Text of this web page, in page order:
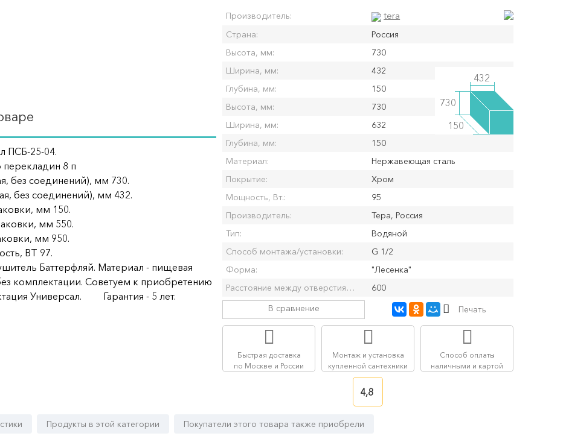
ПСБ-25-04.
перекладин 8 п
без соединений), мм 730.
без соединений), мм 432.
мм 150.
мм 550.
мм 950.
ВТ 97.
Баттерфляй. Материал - пищевая
комплектации. Советуем к приобретению
Универсал. Гарантия - 5 лет.
Производитель: tera
Страна:
Россия
Высота, мм:
730
Ширина, мм:
432
Глубина, мм:
150
Высота, мм:
730
Ширина, мм:
632
Глубина, мм:
150
Материал:
Нержавеющая сталь
Покрытие:
Хром
Мощность, Вт.:
95
Производитель:
Тера, Россия
Тип:
Водяной
Способ монтажа/установки:
G 1/2
Форма:
"Лесенка"
Расстояние между отверстиями (по центрам; min - max), мм:
600
730
432
150
В сравнение Печать
Быстрая доставка
по Москве и России
Монтаж и установка
купленной сантехники
Способ оплаты
наличными и картой
4,8
Продукты в этой категории Покупатели этого товара также приобрели